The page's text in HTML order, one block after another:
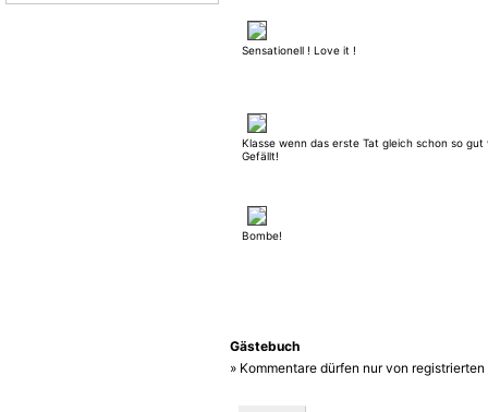
Sensationell ! Love it !
Klasse wenn das erste Tat gleich schon so gut
Gefällt!
Bombe!
Gästebuch
» Kommentare dürfen nur von